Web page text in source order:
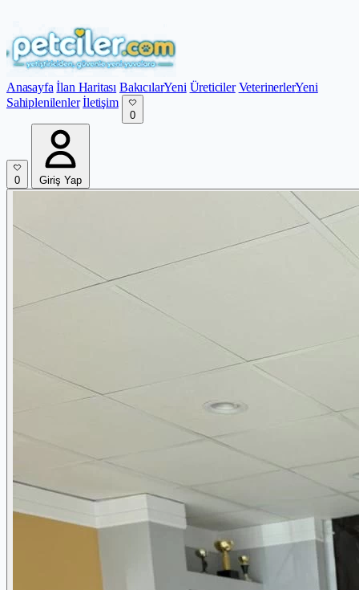
Anasayfa İlan Haritası BakıcılarYeni Üreticiler VeterinerlerYeni
Sahiplenilenler İletişim
0
0 Giriş Yap